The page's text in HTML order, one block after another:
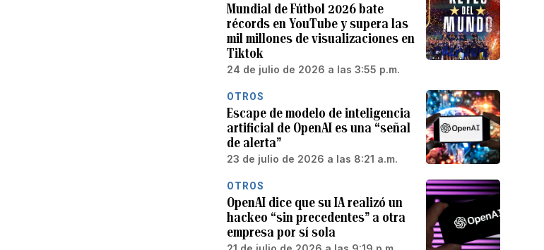
Mundial de Fútbol 2026 bate
récords en YouTube y supera las
mil millones de visualizaciones en
Tiktok
24 de julio de 2026 a las 3:55 p.m.
OTROS
Escape de modelo de inteligencia
artificial de OpenAI es una “señal
de alerta”
23 de julio de 2026 a las 8:21 a.m.
OTROS
OpenAI dice que su IA realizó un
hackeo “sin precedentes” a otra
empresa por sí sola